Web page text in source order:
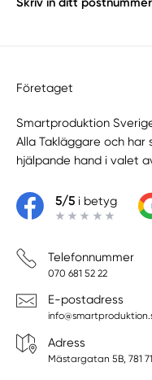
Företaget
Smartproduktion
Alla Takläggare och har
hjälpande hand i valet
5/5i betyg
Telefonnummer
070 681 52 22
E-postadress
Adress
Mästargatan 5B, 781